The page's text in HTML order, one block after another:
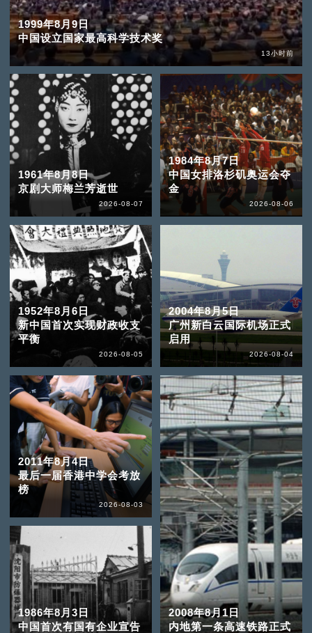
1999年8月9日
中国设立国家最高科学技术奖
13小时前
1961年8月8日
京剧大师梅兰芳逝世
2026-08-07
1984年8月7日
中国女排洛杉矶奥运会夺
金
2026-08-06
1952年8月6日
新中国首次实现财政收支
平衡
2026-08-05
2004年8月5日
广州新白云国际机场正式
启用
2026-08-04
2011年8月4日
最后一届香港中学会考放
榜
2026-08-03
1986年8月3日
中国首次有国有企业宣告
2008年8月1日
内地第一条高速铁路正式